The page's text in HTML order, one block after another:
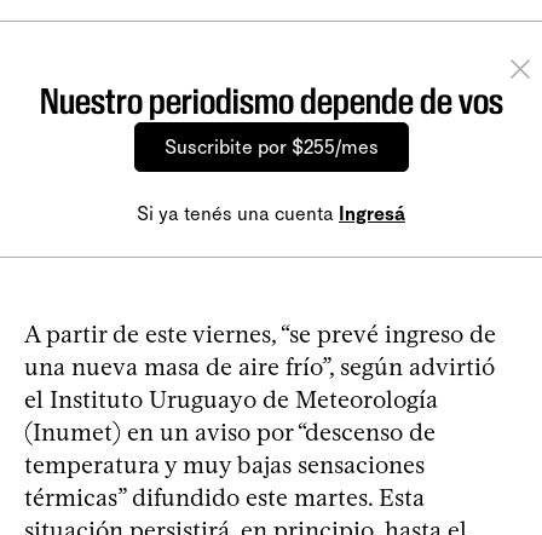
Nuestro periodismo depende de vos
Suscribite por $255/mes
Si ya tenés una cuenta Ingresá
A partir de este viernes, “se prevé ingreso de
una nueva masa de aire frío”, según advirtió
el Instituto Uruguayo de Meteorología
(Inumet) en un aviso por “descenso de
temperatura y muy bajas sensaciones
térmicas” difundido este martes. Esta